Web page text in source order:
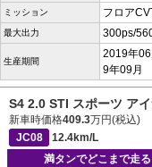
ミッション フロア
最大出力 300ps/
生産期間
2019年
9年09月
S4 2.0 STI スポーツ ア
新車時価格409.3万円(税込)
JC08
12.4km/L
満タンでどこまで走る